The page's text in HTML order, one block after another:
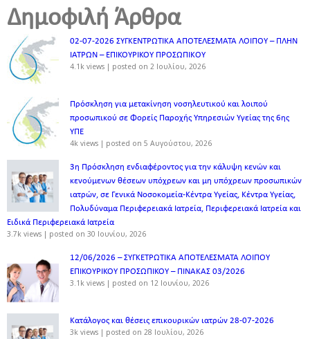
Δημοφιλή Άρθρα
02-07-2026 ΣΥΓΚΕΝΤΡΩΤΙΚΑ ΑΠΟΤΕΛΕΣΜΑΤΑ ΛΟΙΠΟΥ – ΠΛΗΝ
ΙΑΤΡΩΝ – ΕΠΙΚΟΥΡΙΚΟΥ ΠΡΟΣΩΠΙΚOY
4.1k views | posted on 2 Ιουλίου, 2026
Πρόσκληση για μετακίνηση νοσηλευτικού και λοιπού
προσωπικού σε Φορείς Παροχής Υπηρεσιών Υγείας της 6ης
ΥΠΕ
4k views | posted on 5 Αυγούστου, 2026
3η Πρόσκληση ενδιαφέροντος για την κάλυψη κενών και
κενούμενων θέσεων υπόχρεων και μη υπόχρεων προσωπικών
ιατρών, σε Γενικά Νοσοκομεία-Κέντρα Υγείας, Κέντρα Υγείας,
Πολυδύναμα Περιφερειακά Ιατρεία, Περιφερειακά Ιατρεία και
Ειδικά Περιφερειακά Ιατρεία
3.7k views | posted on 30 Ιουνίου, 2026
12/06/2026 – ΣΥΓΚΕΤΡΩΤΙΚΑ ΑΠΟΤΕΛΕΣΜΑΤΑ ΛΟΙΠΟΥ
ΕΠΙΚΟΥΡΙΚΟΥ ΠΡΟΣΩΠΙΚΟΥ – ΠΙΝΑΚΑΣ 03/2026
3.1k views | posted on 12 Ιουνίου, 2026
Κατάλογος και θέσεις επικουρικών ιατρών 28-07-2026
3k views | posted on 28 Ιουλίου, 2026